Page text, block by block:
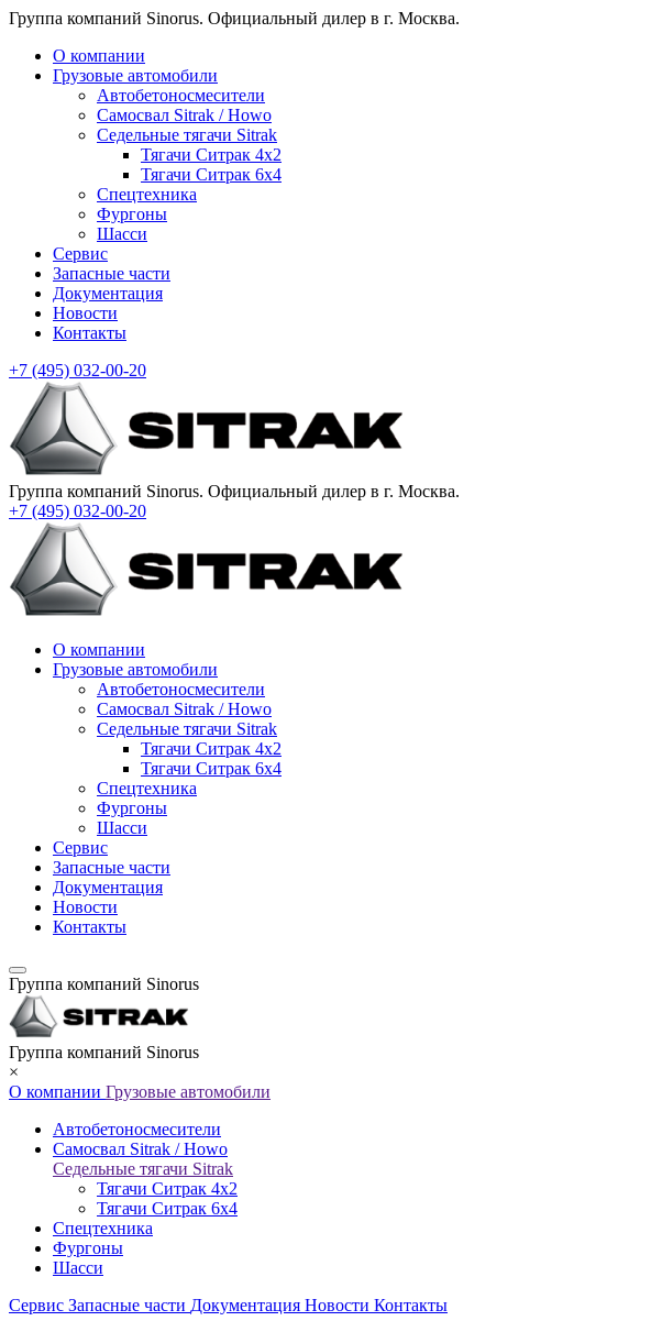
Группа компаний Sinorus. Официальный дилер в г. Москва.
О компании
Грузовые автомобили
Автобетоносмесители
Самосвал Sitrak / Howo
Седельные тягачи Sitrak
Тягачи Ситрак 4х2
Тягачи Ситрак 6х4
Спецтехника
Фургоны
Шасси
Сервис
Запасные части
Документация
Новости
Контакты
+7 (495) 032-00-20
Группа компаний Sinorus. Официальный дилер в г. Москва.
+7 (495) 032-00-20
О компании
Грузовые автомобили
Автобетоносмесители
Самосвал Sitrak / Howo
Седельные тягачи Sitrak
Тягачи Ситрак 4х2
Тягачи Ситрак 6х4
Спецтехника
Фургоны
Шасси
Сервис
Запасные части
Документация
Новости
Контакты
Группа компаний Sinorus
Группа компаний Sinorus
×
О компании Грузовые автомобили
Автобетоносмесители
Самосвал Sitrak / Howo
Седельные тягачи Sitrak
Тягачи Ситрак 4х2
Тягачи Ситрак 6х4
Спецтехника
Фургоны
Шасси
Сервис Запасные части Документация Новости Контакты